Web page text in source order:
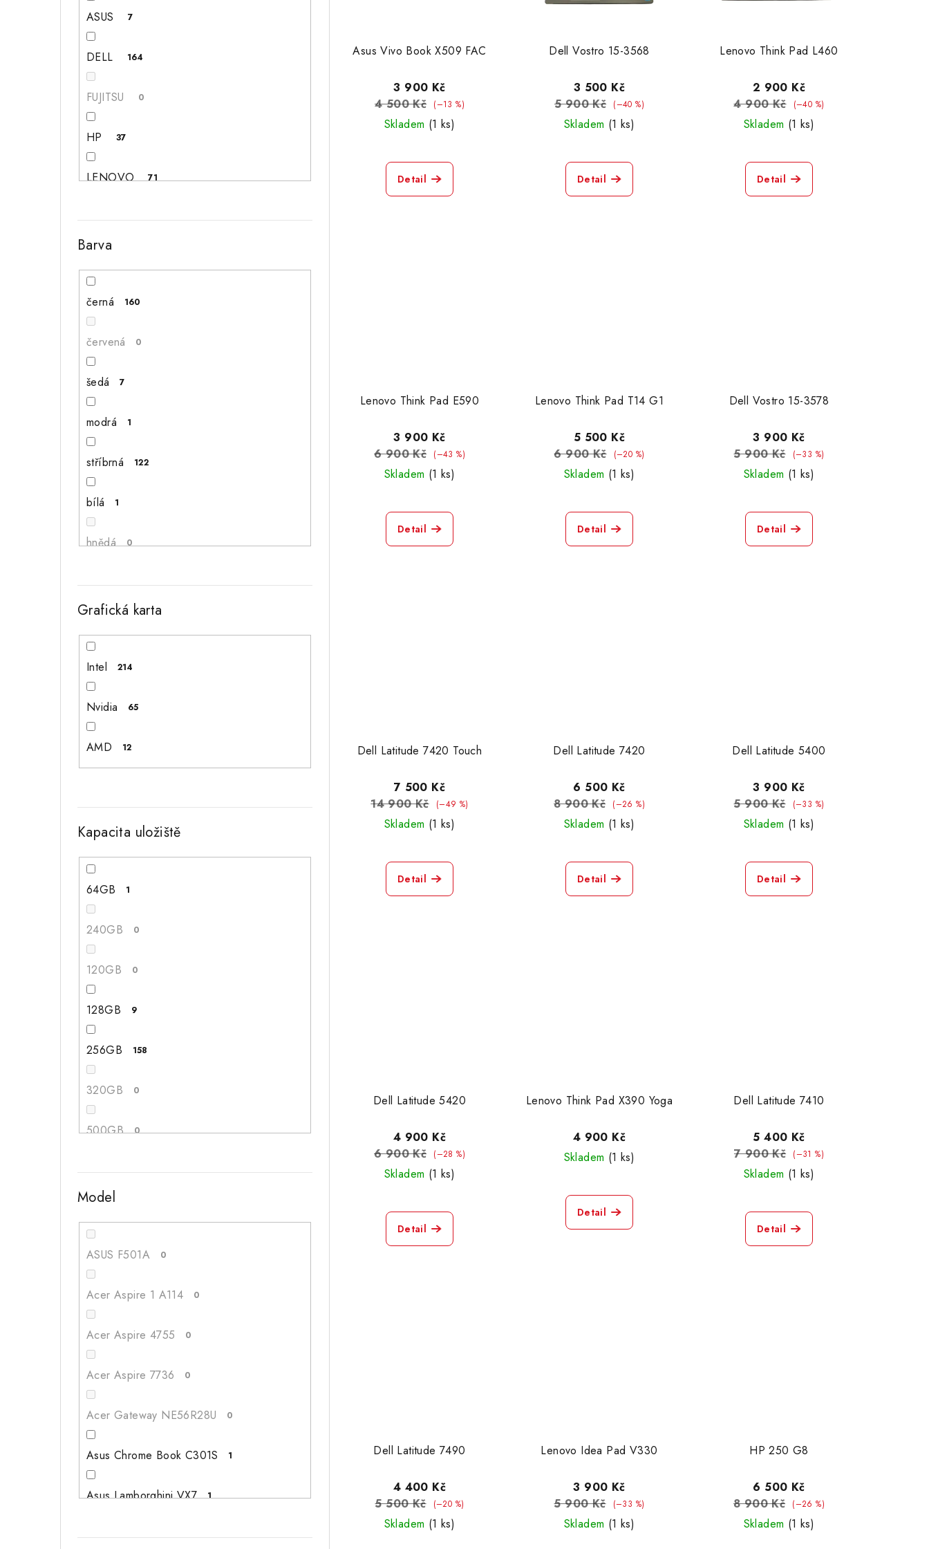
ASUS 7
DELL 164
FUJITSU 0
HP 37
LENOVO 71
MEDION 0
Packard Bell
SAMSUNG
Servis veškerých značek a modelů
TOSHIBA
Barva
černá 160
červená 0
šedá 7
modrá 1
stříbrná 122
bílá 1
hnědá 0
Grafická karta
Intel 214
Nvidia 65
AMD 12
Kapacita uložiště
64GB 1
240GB 0
120GB 0
128GB 9
256GB 158
320GB 0
500GB 0
512GB 107
128GB+320GB
256GB+1TB 1
100GB 0
256 3
512 1
180GB 0
Model
ASUS F501A 0
Acer Aspire 1 A114 0
Acer Aspire 4755 0
Acer Aspire 7736 0
Acer Gateway NE56R28U 0
Asus Chrome Book C301S 1
Asus Lamborghini VX7 1
Asus N53J 0
d
oAsus Vivo Book X509 FAC
3 900 Kč
4 500 Kč
(–13 %)
Skladem (1 ks)
Detail
Dell Vostro 15-3568
3 500 Kč
5 900 Kč
(–40 %)
Skladem (1 ks)
Detail
Lenovo Think Pad L460
2 900 Kč
4 900 Kč
(–40 %)
Skladem (1 ks)
Detail
Lenovo Think Pad E590
3 900 Kč
6 900 Kč
(–43 %)
Skladem (1 ks)
Detail
Lenovo Think Pad T14 G1
5 500 Kč
6 900 Kč
(–20 %)
Skladem (1 ks)
Detail
Dell Vostro 15-3578
3 900 Kč
5 900 Kč
(–33 %)
Skladem (1 ks)
Detail
Dell Latitude 7420 Touch
7 500 Kč
14 900 Kč
(–49 %)
Skladem (1 ks)
Detail
Dell Latitude 7420
6 500 Kč
8 900 Kč
(–26 %)
Skladem (1 ks)
Detail
Dell Latitude 5400
3 900 Kč
5 900 Kč
(–33 %)
Skladem (1 ks)
Detail
Dell Latitude 5420
4 900 Kč
6 900 Kč
(–28 %)
Skladem (1 ks)
Detail
Lenovo Think Pad X390 Yoga
4 900 Kč
Skladem (1 ks)
Detail
Dell Latitude 7410
5 400 Kč
7 900 Kč
(–31 %)
Skladem (1 ks)
Detail
Dell Latitude 7490
4 400 Kč
5 500 Kč
(–20 %)
Skladem (1 ks)
Lenovo Idea Pad V330
3 900 Kč
5 900 Kč
(–33 %)
Skladem (1 ks)
HP 250 G8
6 500 Kč
8 900 Kč
(–26 %)
Skladem (1 ks)